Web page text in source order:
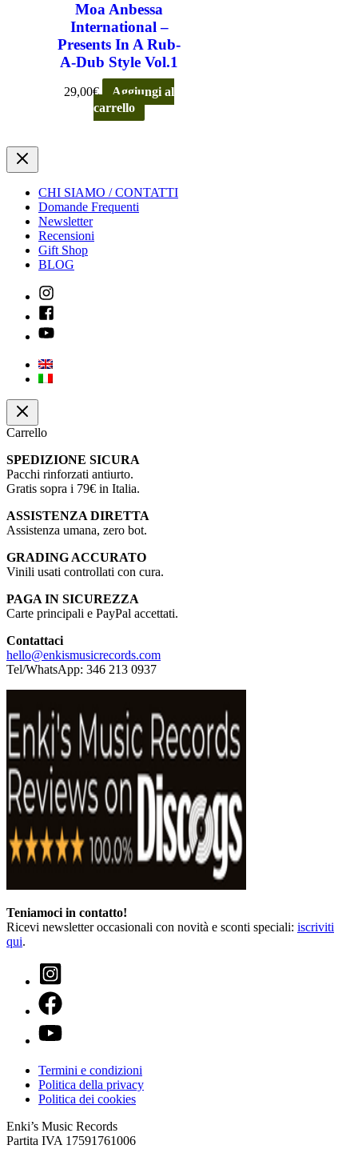
Moa Anbessa
International –
Presents In A Rub-
A-Dub Style Vol.1
29,00€
Aggiungi al
carrello
CHI SIAMO / CONTATTI
Domande Frequenti
Newsletter
Recensioni
Gift Shop
BLOG
Carrello
SPEDIZIONE SICURA
Pacchi rinforzati antiurto.
Gratis sopra i 79€ in Italia.
ASSISTENZA DIRETTA
Assistenza umana, zero bot.
GRADING ACCURATO
Vinili usati controllati con cura.
PAGA IN SICUREZZA
Carte principali e PayPal accettati.
Contattaci
hello@enkismusicrecords.com
Tel/WhatsApp: 346 213 0937
Teniamoci in contatto!
Ricevi newsletter occasionali con novità e sconti speciali: iscriviti
qui.
Termini e condizioni
Politica della privacy
Politica dei cookies
Enki’s Music Records
Partita IVA 17591761006